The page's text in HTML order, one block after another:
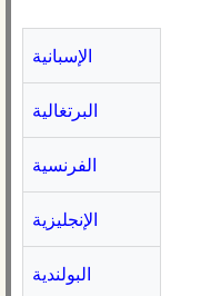
الإسبانية
البرتغالية
الفرنسية
الإنجليزية
البولندية